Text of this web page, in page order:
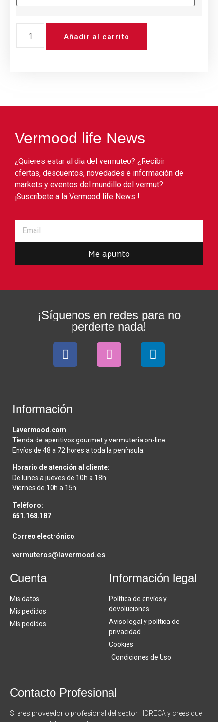
Añadir al carrito
Vermood life News
¿Quieres estar al dia del vermuteo? ¿Recibir
ofertas, descuentos, novedades e información de
markets y eventos del mundillo del vermut?
¡Suscríbete a la Vermood life News !
Me apunto
¡Síguenos en redes para no
perderte nada!
Información
Lavermood.com
Tienda de aperitivos gourmet y vermuteria on-line.
Envíos de 48 a 72 hores a toda la península.
Horario de atención al cliente:
De lunes a jueves de 10h a 18h
Viernes de 10h a 15h
Teléfono:
651.168.187
Correo electrónico:
vermuteros@lavermood.es
Cuenta
Mis datos
Mis pedidos
Mis pedidos
Información legal
Política de envíos y
devoluciones
Aviso legal y política de
privacidad
Cookies
Condiciones de Uso
Contacto Profesional
Si eres proveedor o profesional del sector HORECA y crees que